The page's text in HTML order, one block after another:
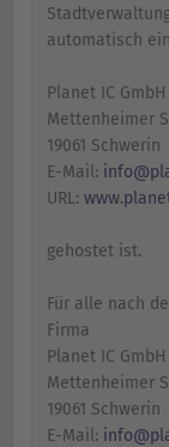
automatisch
Planet IC GmbH
Mettenheimer
19061 Schwerin
E-Mail:
URL:
gehostet ist.
Für alle nach
Firma
Planet IC GmbH
Mettenheimer
19061 Schwerin
E-Mail: